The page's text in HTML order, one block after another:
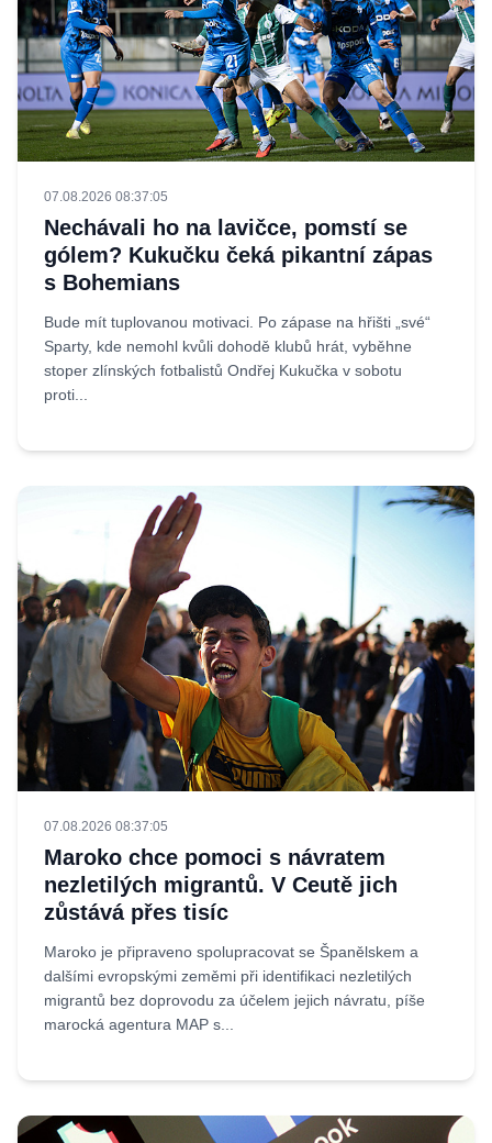
07.08.2026 08:37:05
Nechávali ho na lavičce, pomstí se
gólem? Kukučku čeká pikantní zápas
s Bohemians
Bude mít tuplovanou motivaci. Po zápase na hřišti „své“
Sparty, kde nemohl kvůli dohodě klubů hrát, vyběhne
stoper zlínských fotbalistů Ondřej Kukučka v sobotu
proti...
07.08.2026 08:37:05
Maroko chce pomoci s návratem
nezletilých migrantů. V Ceutě jich
zůstává přes tisíc
Maroko je připraveno spolupracovat se Španělskem a
dalšími evropskými zeměmi při identifikaci nezletilých
migrantů bez doprovodu za účelem jejich návratu, píše
marocká agentura MAP s...